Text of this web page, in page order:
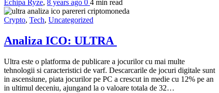
Echipa Ryze, 8 years ago 0 4 min read
Crypto, Tech, Uncategorized
Analiza ICO: ULTRA
Ultra este o platforma de publicare a jocurilor cu mai multe
tehnologii si caracteristici de varf. Descarcarile de jocuri digitale sunt
in ascensiune, piata jocurilor pe PC a crescut in medie cu 12% pe an
in ultimul deceniu, ajungand la o valoare totala de 32…